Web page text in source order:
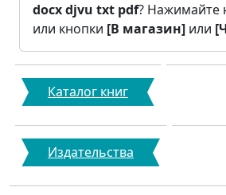
docxdjvu txt pdf? Нажимайте
или кнопки [В магазин] или
Каталог книг
Издательства